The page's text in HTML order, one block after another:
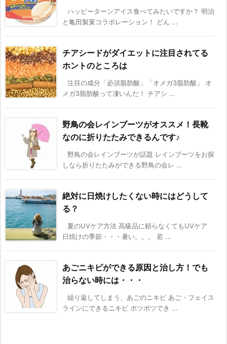
ハッピーターンアイス食べてみたいですか？ 明治
と亀田製菓コラボレーション！ どん ...
チアシードがダイエットに注目されてる
ホントのところは
注目の成分「必須脂肪酸」「オメガ3脂肪酸」 オ
メガ3脂肪酸って凄いんだ！ チアシ ...
野鳥の会レインブーツがオススメ！長靴
なのに折りたたみできるんです♪
野鳥の会レインブーツが話題 レインブーツをお探
しなら折りたたみができる野鳥の会レ ...
絶対に日焼けしたくない時にはどうして
る？
夏のUVケア方法 高級品に頼らなくてもUVケア
日焼けの季節・・・暑い。。。 若 ...
あごニキビができる原因と治し方！でも
治らない時には・・・
繰り返してしまう、あごのニキビ あご・フェイス
ラインにできるニキビ ポツポツでき ...